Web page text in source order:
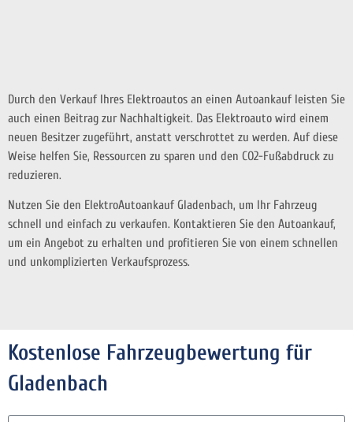
Durch den Verkauf Ihres Elektroautos an einen Autoankauf leisten Sie
auch einen Beitrag zur Nachhaltigkeit. Das Elektroauto wird einem
neuen Besitzer zugeführt, anstatt verschrottet zu werden. Auf diese
Weise helfen Sie, Ressourcen zu sparen und den CO2-Fußabdruck zu
reduzieren.
Nutzen Sie den ElektroAutoankauf Gladenbach, um Ihr Fahrzeug
schnell und einfach zu verkaufen. Kontaktieren Sie den Autoankauf,
um ein Angebot zu erhalten und profitieren Sie von einem schnellen
und unkomplizierten Verkaufsprozess.
Kostenlose Fahrzeugbewertung für
Gladenbach